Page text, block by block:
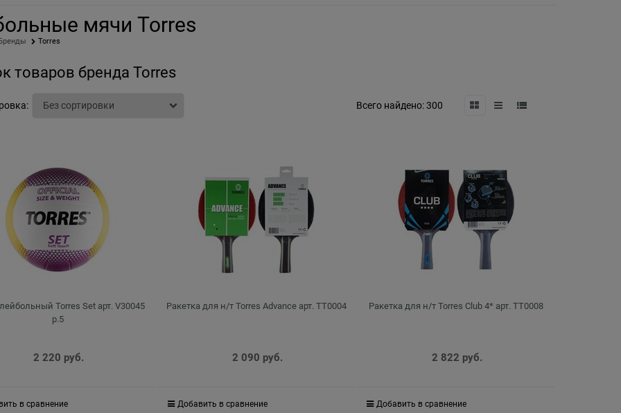
мячи Torres
Torres
товаров бренда Torres
Всего найдено:300
Torres Set арт. V30045
р.5
2 220 руб.
в сравнение
Ракетка для н/т Torres Advance арт. TT0004
2 090 руб.
Добавить в сравнение
Ракетка для н/т Torres Club 4* арт. TT0008
2 822 руб.
Добавить в сравнение